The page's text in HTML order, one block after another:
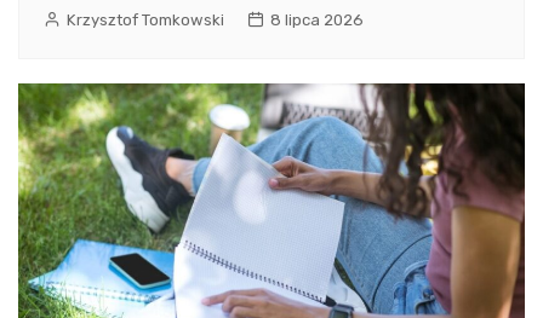
Krzysztof Tomkowski 8 lipca 2026